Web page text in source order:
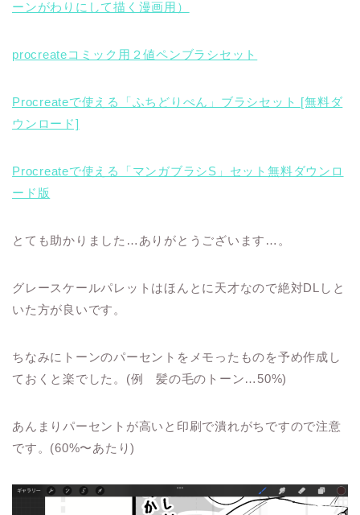
ーンがわりにして描く漫画用）
procreateコミック用２値ペンブラシセット
Procreateで使える「ふちどりぺん」ブラシセット [無料ダ
ウンロード]
Procreateで使える「マンガブラシS」セット無料ダウンロ
ード版
とても助かりました…ありがとうございます…。
グレースケールパレットはほんとに天才なので絶対DLしと
いた方が良いです。
ちなみにトーンのパーセントをメモったものを予め作成し
ておくと楽でした。(例 髪の毛のトーン…50%)
あんまりパーセントが高いと印刷で潰れがちですので注意
です。(60%〜あたり)